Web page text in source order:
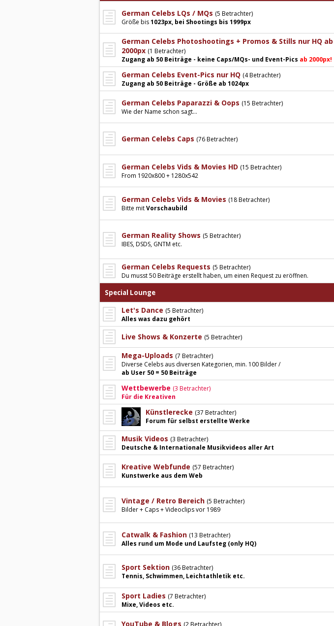
German Celebs LQs / MQs (5 Betrachter)
Größe bis1023px, bei Shootings bis 1999px
German Celebs Photoshootings + Promos & Stills nur HQ ab
2000px (1 Betrachter)
Zugang ab 50 Beiträge - keine Caps/MQs- und Event-Pics ab 2000px!
German Celebs Event-Pics nur HQ (4 Betrachter)
Zugang ab 50 Beiträge - Größe ab 1024px
German Celebs Paparazzi & Oops (15 Betrachter)
Wie der Name schon sagt...
German Celebs Caps (76 Betrachter)
German Celebs Vids & Movies HD (15 Betrachter)
From 1920x800 + 1280x542
German Celebs Vids & Movies (18 Betrachter)
Bitte mitVorschaubild
German Reality Shows (5 Betrachter)
IBES, DSDS, GNTM etc.
German Celebs Requests (5 Betrachter)
Du musst 50 Beiträge erstellt haben, um einen Request zu eröffnen.
Special Lounge
Let's Dance (5 Betrachter)
Alles was dazu gehört
Live Shows & Konzerte (5 Betrachter)
Mega-Uploads (7 Betrachter)
Diverse Celebs aus diversen Kategorien, min. 100 Bilder /
ab User 50 = 50 Beiträge
Wettbewerbe (3 Betrachter)
Für die Kreativen
Künstlerecke (37 Betrachter)
Forum für selbst erstellte Werke
Musik Videos (3 Betrachter)
Deutsche & Internationale Musikvideos aller Art
Kreative Webfunde (57 Betrachter)
Kunstwerke aus dem Web
Vintage / Retro Bereich (5 Betrachter)
Bilder + Caps + Videoclips vor 1989
Catwalk & Fashion (13 Betrachter)
Alles rund um Mode und Laufsteg (only HQ)
Sport Sektion (36 Betrachter)
Tennis, Schwimmen, Leichtathletik etc.
Sport Ladies (7 Betrachter)
Mixe, Videos etc.
YouTube & Blogs (2 Betrachter)